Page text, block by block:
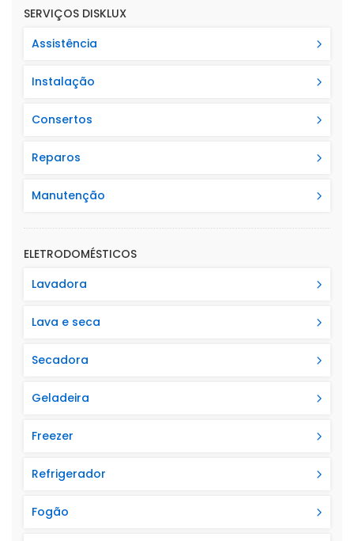
SERVIÇOS DISKLUX
Assistência
Instalação
Consertos
Reparos
Manutenção
ELETRODOMÉSTICOS
Lavadora
Lava e seca
Secadora
Geladeira
Freezer
Refrigerador
Fogão